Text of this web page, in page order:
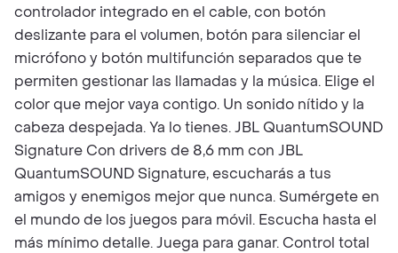
controlador integrado en el cable, con botón
deslizante para el volumen, botón para silenciar el
micrófono y botón multifunción separados que te
permiten gestionar las llamadas y la música. Elige el
color que mejor vaya contigo. Un sonido nítido y la
cabeza despejada. Ya lo tienes. JBL QuantumSOUND
Signature Con drivers de 8,6 mm con JBL
QuantumSOUND Signature, escucharás a tus
amigos y enemigos mejor que nunca. Sumérgete en
el mundo de los juegos para móvil. Escucha hasta el
más mínimo detalle. Juega para ganar. Control total